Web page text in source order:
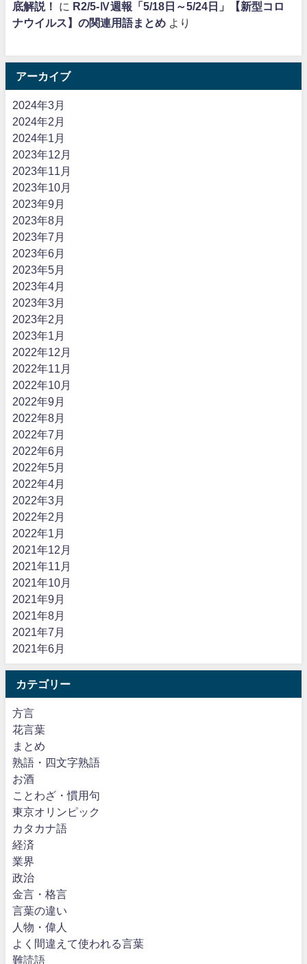
底解説！
に R2/5-Ⅳ週報「5/18日～5/24日」【新型コロ
ナウイルス】の関連用語まとめ より
アーカイブ
2024年3月
2024年2月
2024年1月
2023年12月
2023年11月
2023年10月
2023年9月
2023年8月
2023年7月
2023年6月
2023年5月
2023年4月
2023年3月
2023年2月
2023年1月
2022年12月
2022年11月
2022年10月
2022年9月
2022年8月
2022年7月
2022年6月
2022年5月
2022年4月
2022年3月
2022年2月
2022年1月
2021年12月
2021年11月
2021年10月
2021年9月
2021年8月
2021年7月
2021年6月
カテゴリー
方言
花言葉
まとめ
熟語・四文字熟語
お酒
ことわざ・慣用句
東京オリンピック
カタカナ語
経済
業界
政治
金言・格言
言葉の違い
人物・偉人
よく間違えて使われる言葉
難読語